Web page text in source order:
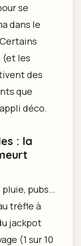
se
dans le
(et les
des
que
déco.
: la
pubs…
trèfle à
jackpot
(1 sur 10